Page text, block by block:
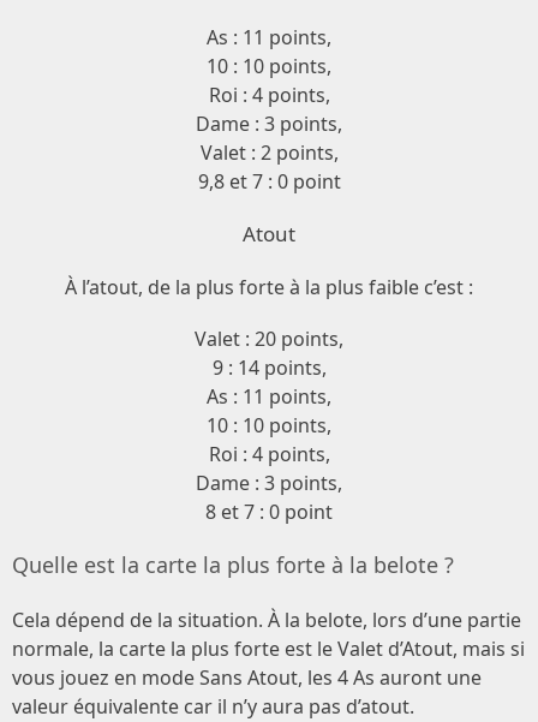
As : 11 points,
10 : 10 points,
Roi : 4 points,
Dame : 3 points,
Valet : 2 points,
9,8 et 7 : 0 point
Atout
À l’atout, de la plus forte à la plus faible c’est :
Valet : 20 points,
9 : 14 points,
As : 11 points,
10 : 10 points,
Roi : 4 points,
Dame : 3 points,
8 et 7 : 0 point
Quelle est la carte la plus forte à la belote ?
Cela dépend de la situation. À la belote, lors d’une partie
normale, la carte la plus forte est le Valet d’Atout, mais si
vous jouez en mode Sans Atout, les 4 As auront une
valeur équivalente car il n’y aura pas d’atout.